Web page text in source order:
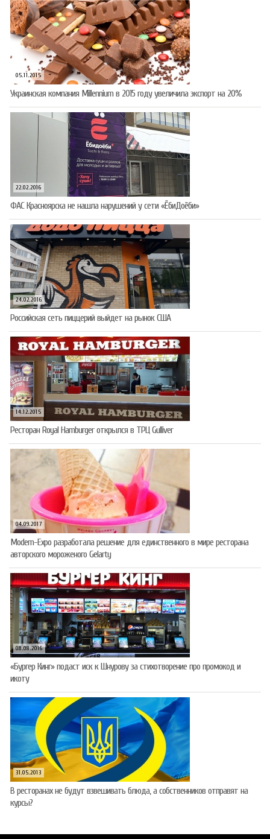
05.11.2015
Украинская компания Millennium в 2015 году увеличила экспорт на 20%
22.02.2016
ФАС Красноярска не нашла нарушений у сети «ЁбиДоёби»
24.02.2016
Российская сеть пиццерий выйдет на рынок США
14.12.2015
Ресторан Royal Hamburger открылся в ТРЦ Gulliver
04.09.2017
Modern-Expo разработала решение для единственного в мире ресторана
авторского мороженого Gelarty
08.08.2016
«Бургер Кинг» подаст иск к Шнурову за стихотворение про промокод и
икоту
31.05.2013
В ресторанах не будут взвешивать блюда, а собственников отправят на
курсы?